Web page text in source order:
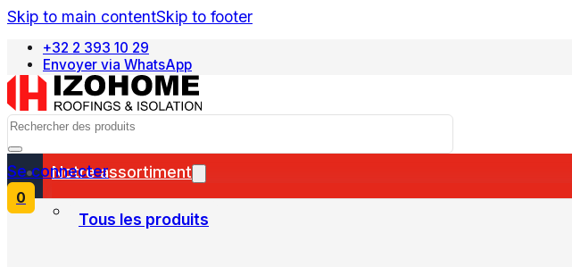
Skip to main contentSkip to footer
+32 2 393 10 29
Envoyer via WhatsApp
Nederlands
Search
Se connecter
0
Notre assortiment
Tous les produits